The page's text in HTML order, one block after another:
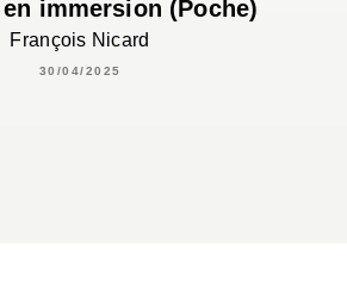
immersion (Poche)
François Nicard
30/04/2025